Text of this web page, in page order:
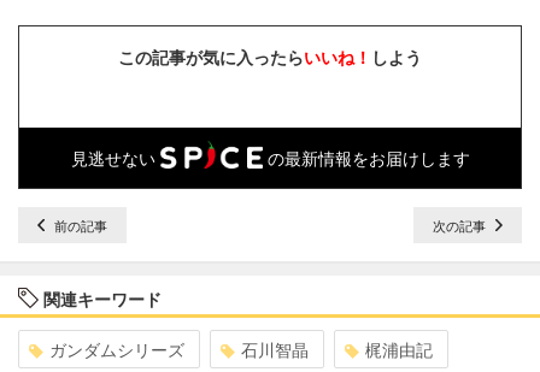
この記事が気に入ったらいいね！ しよう
見逃せない の最新情報をお届けします
前の記事 次の記事
関連キーワード
ガンダムシリーズ 石川智晶 梶浦由記